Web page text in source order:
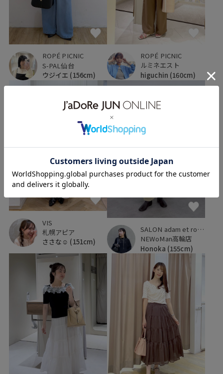
ROPÉ PICNIC
S-PAL仙台
ウジイエ (156cm)
ROPÉ PICNIC
ルミネエスト
higuchin (160cm)
VIS
札幌アピア
ささな☺︎ (151cm)
SALON adam et ropé
NEWoMan高輪店
Honoka (155cm)